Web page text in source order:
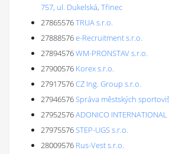
757, ul. Dukelská, Třinec
27865576TRUA s.r.o.
27888576e-Recruitment s.r.o.
27894576WM-PRONSTAV s.r.o.
27900576 Korex s.r.o.
27917576CZ Ing. Group s.r.o.
27946576Správa městských
27952576ADONICO
27975576STEP-UGS s.r.o.
28009576 Rus-Vest s.r.o.